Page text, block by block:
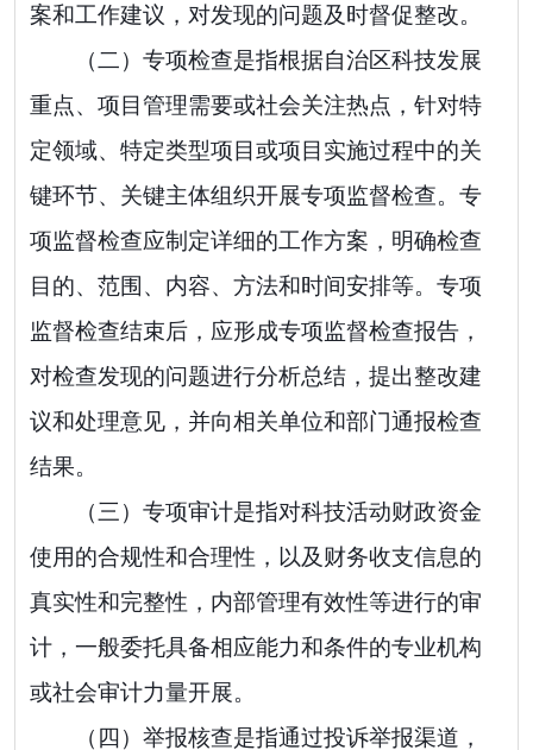
案和工作建议，对发现的问题及时督促整改。
（二）专项检查是指根据自治区科技发展
重点、项目管理需要或社会关注热点，针对特
定领域、特定类型项目或项目实施过程中的关
键环节、关键主体组织开展专项监督检查。专
项监督检查应制定详细的工作方案，明确检查
目的、范围、内容、方法和时间安排等。专项
监督检查结束后，应形成专项监督检查报告，
对检查发现的问题进行分析总结，提出整改建
议和处理意见，并向相关单位和部门通报检查
结果。
（三）专项审计是指对科技活动财政资金
使用的合规性和合理性，以及财务收支信息的
真实性和完整性，内部管理有效性等进行的审
计，一般委托具备相应能力和条件的专业机构
或社会审计力量开展。
（四）举报核查是指通过投诉举报渠道，